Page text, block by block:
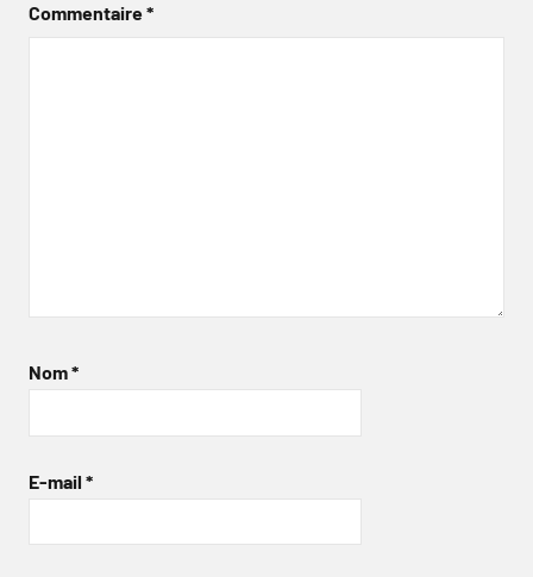
Commentaire*
Nom*
E-mail *